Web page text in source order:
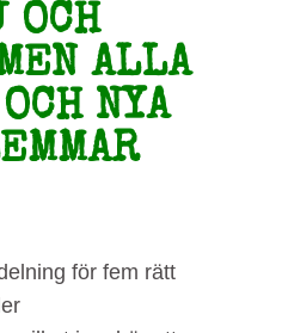
OCH
ALLA
NYA
för fem rätt